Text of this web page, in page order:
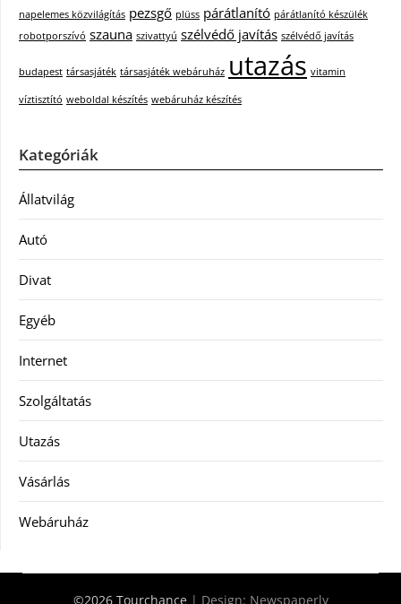
napelemes közvilágítás pezsgő plüss párátlanító párátlanító készülék
robotporszívó szauna szivattyú szélvédő javítás szélvédő javítás
budapest társasjáték társasjáték webáruház utazás vitamin
víztisztító weboldal készítés webáruház készítés
Kategóriák
Állatvilág
Autó
Divat
Egyéb
Internet
Szolgáltatás
Utazás
Vásárlás
Webáruház
©2026 Tourchance | Design: Newspaperly